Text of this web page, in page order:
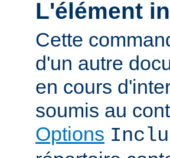
L'élément
Cette
d'un autre
en cours
soumis au
Options